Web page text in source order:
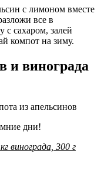
с лимоном вместе
все в
с сахаром, залей
компот на зиму.
и винограда
дни!
винограда, 300 г